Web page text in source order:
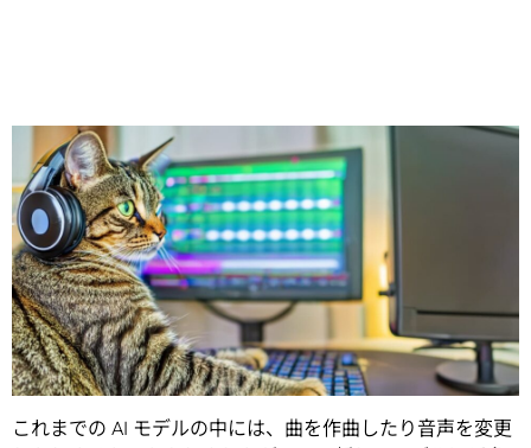
Share
生成 AI の研究者チームが、ユーザーがテキストだけで音声
出力を制御できる音の万能ツールを開発しました。
これまでの AI モデルの中には、曲を作曲したり音声を変更